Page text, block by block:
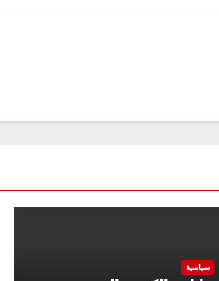
سياسية